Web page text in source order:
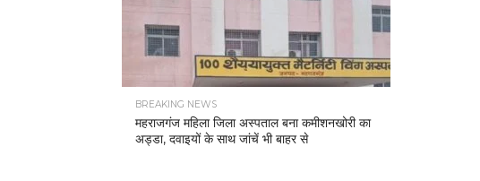
BREAKING NEWS
महराजगंज महिला जिला अस्पताल बना कमीशनखोरी का
अड्डा, दवाइयों के साथ जांचें भी बाहर से